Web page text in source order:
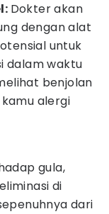
Dokter akan
dengan alat
untuk
dalam waktu
benjolan
alergi
gula,
di
dari